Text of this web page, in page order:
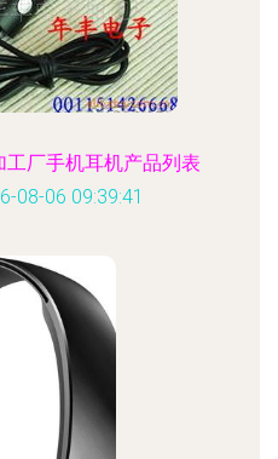
厂手机耳机产品列表
08-06 09:39:41